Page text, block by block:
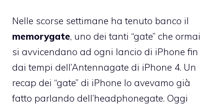
Nelle scorse settimane ha tenuto banco il
memorygate, uno dei tanti “gate” che ormai
si avvicendano ad ogni lancio di iPhone fin
dai tempi dell’Antennagate di iPhone 4. Un
recap dei “gate” di iPhone lo avevamo già
fatto parlando dell’headphonegate. Oggi